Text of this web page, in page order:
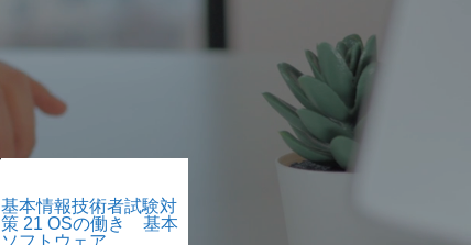
基本情報技術者試験対
策 21 OSの働き 基本
ソフトウェア